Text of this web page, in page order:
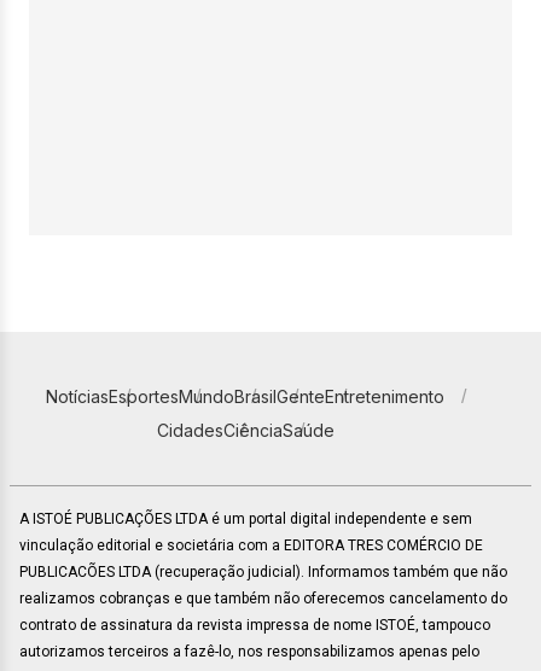
NotíciasEsportesMundoBrasilGenteEntretenimento
CidadesCiênciaSaúde
A ISTOÉ PUBLICAÇÕES LTDA é um portal digital independente e sem
vinculação editorial e societária com a EDITORA TRES COMÉRCIO DE
PUBLICACÕES LTDA (recuperação judicial). Informamos também que não
realizamos cobranças e que também não oferecemos cancelamento do
contrato de assinatura da revista impressa de nome ISTOÉ, tampouco
autorizamos terceiros a fazê-lo, nos responsabilizamos apenas pelo